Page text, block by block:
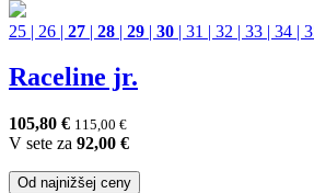
25 | 26 | 27 | 28 | 29 | 30 | 31 | 32 | 33 | 34 |
Raceline jr.
105,80 € 115,00 €
V sete za 92,00 €
Od najnižšej ceny